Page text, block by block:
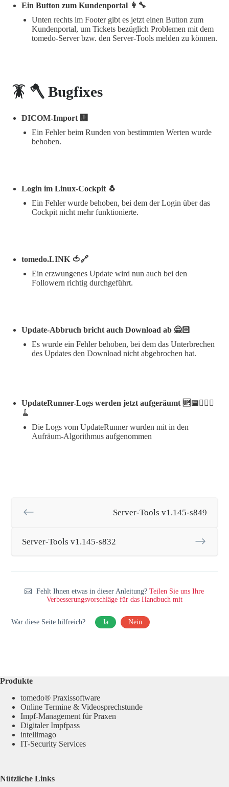
Ein Button zum Kundenportal 👩‍🔧
Unten rechts im Footer gibt es jetzt einen Button zum
Kundenportal, um Tickets bezüglich Problemen mit dem
tomedo-Server bzw. den Server-Tools melden zu können.
🪳 🪓 Bugfixes
DICOM-Import 🩻
Ein Fehler beim Runden von bestimmten Werten wurde
behoben.
Login im Linux-Cockpit 🐧
Ein Fehler wurde behoben, bei dem der Login über das
Cockpit nicht mehr funktionierte.
tomedo.LINK 🍅🔗
Ein erzwungenes Update wird nun auch bei den
Followern richtig durchgeführt.
Update-Abbruch bricht auch Download ab 🙅🏻
Es wurde ein Fehler behoben, bei dem das Unterbrechen
des Updates den Download nicht abgebrochen hat.
UpdateRunner-Logs werden jetzt aufgeräumt 🆙📅🏃🏽‍♀️
🧹
Die Logs vom UpdateRunner wurden mit in den
Aufräum-Algorithmus aufgenommen
Server-Tools v1.145-s849
Server-Tools v1.145-s832
Fehlt Ihnen etwas in dieser Anleitung?Teilen Sie uns Ihre
Verbesserungsvorschläge für das Handbuch mit
War diese Seite hilfreich? Ja Nein
Produkte
tomedo® Praxissoftware
Online Termine & Videosprechstunde
Impf-Management für Praxen
Digitaler Impfpass
intellimago
IT-Security Services
Nützliche Links